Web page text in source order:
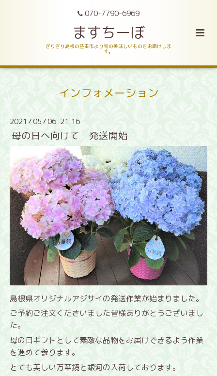
070-7790-6969
ますちーぼ
ぎりぎり島根の益田市より旬の美味しいものをお届けしま
す。
インフォメーション
2021 /05 /06 21:16
母の日へ向けて 発送開始
島根県オリジナルアジサイの発送作業が始まりました。
ご予約ご注文くださいました皆様ありがとうございまし
た。
母の日ギフトとして素敵な品物をお届けできるよう作業
を進めて参ります。
とても美しい万華鏡と銀河の入荷しております。